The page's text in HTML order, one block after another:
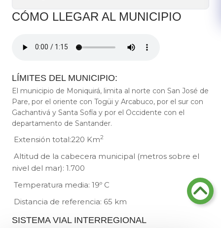
CÓMO LLEGAR A​L MUNICIPIO
LÍMITES DEL MUNICIPIO:
El municipio de Moniquirá, limita al norte con San José de
Pare, por el oriente con Togüi y Arcabuco, por el sur con
Gachantivá​ y Santa Sofía y por el Occidente con el
departamento de Santander.
Extensión total:220 Km2
Altitud de la cabecera municipal (metros sobre el
nivel del mar): 1.700
Temperatura media: 19º C
Distancia de referencia: 65 km​
SISTEMA VIAL INTERREGIONAL